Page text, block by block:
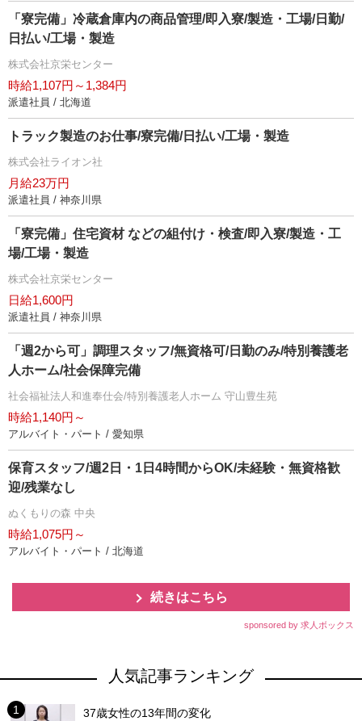
「寮完備」冷蔵倉庫内の商品管理/即入寮/製造・工場/日勤/
日払い/工場・製造
株式会社京栄センター
時給1,107円～1,384円
派遣社員 / 北海道
トラック製造のお仕事/寮完備/日払い/工場・製造
株式会社ライオン社
月給23万円
派遣社員 / 神奈川県
「寮完備」住宅資材 などの組付け・検査/即入寮/製造・工
場/工場・製造
株式会社京栄センター
日給1,600円
派遣社員 / 神奈川県
「週2から可」調理スタッフ/無資格可/日勤のみ/特別養護老
人ホーム/社会保障完備
社会福祉法人和進奉仕会/特別養護老人ホーム 守山豊生苑
時給1,140円～
アルバイト・パート / 愛知県
保育スタッフ/週2日・1日4時間からOK/未経験・無資格歓
迎/残業なし
ぬくもりの森 中央
時給1,075円～
アルバイト・パート / 北海道
続きはこちら
sponsored by 求人ボックス
人気記事ランキング
37歳女性の13年間の変化